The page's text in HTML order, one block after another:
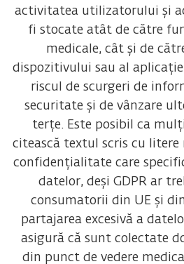
activitatea utilizatorului și
fi stocate atât de către
medicale, cât și de
dispozitivului sau al
riscul de scurgeri de
securitate și de vânzare
terțe. Este posibil ca
citească textul scris cu
confidențialitate care
datelor, deși GDPR ar
consumatorii din UE și
partajarea excesivă a
asigură că sunt colectate
din punct de vedere